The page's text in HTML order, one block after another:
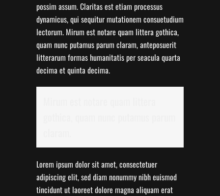
possim assum.Claritas est etiam processus
dynamicus, qui sequitur mutationem consuetudium
lectorum. Mirum est notare quam littera gothica,
quam nunc putamus parum claram, anteposuerit
litterarum formas humanitatis per seacula quarta
decima et quinta decima.
Lorem ipsum dolor sit amet, consectetuer
adipiscing elit, sed diam nonummy nibh euismod
tincidunt ut laoreet dolore magna aliquam erat